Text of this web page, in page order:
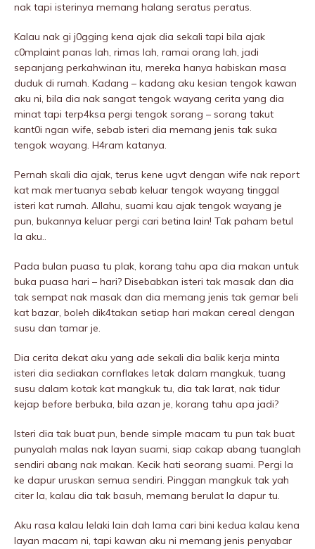
nak tapi isterinya memang haIang seratus peratus.
Kalau nak gi j0gging kena ajak dia sekali tapi bila ajak
c0mplaint panas lah, rimas lah, ramai orang lah, jadi
sepanjang perkahwinan itu, mereka hanya habiskan masa
duduk di rumah. Kadang – kadang aku kesian tengok kawan
aku ni, bila dia nak sangat tengok wayang cerita yang dia
minat tapi terp4ksa pergi tengok sorang – sorang takut
kant0i ngan wife, sebab isteri dia memang jenis tak suka
tengok wayang. H4ram katanya.
Pernah skali dia ajak, terus kene ugvt dengan wife nak report
kat mak mertuanya sebab keluar tengok wayang tinggal
isteri kat rumah. Allahu, suami kau ajak tengok wayang je
pun, bukannya keluar pergi cari betina lain! Tak paham betul
la aku..
Pada bulan puasa tu plak, korang tahu apa dia makan untuk
buka puasa hari – hari? Disebabkan isteri tak masak dan dia
tak sempat nak masak dan dia memang jenis tak gemar beli
kat bazar, boleh dik4takan setiap hari makan cereal dengan
susu dan tamar je.
Dia cerita dekat aku yang ade sekali dia balik kerja minta
isteri dia sediakan cornflakes letak dalam mangkuk, tuang
susu dalam kotak kat mangkuk tu, dia tak larat, nak tidur
kejap before berbuka, bila azan je, korang tahu apa jadi?
Isteri dia tak buat pun, bende simple macam tu pun tak buat
punyalah malas nak layan suami, siap cakap abang tuanglah
sendiri abang nak makan. Kecik hati seorang suami. Pergi la
ke dapur uruskan semua sendiri. Pinggan mangkuk tak yah
citer la, kalau dia tak basuh, memang berulat la dapur tu.
Aku rasa kalau lelaki lain dah lama cari bini kedua kalau kena
layan macam ni, tapi kawan aku ni memang jenis penyabar